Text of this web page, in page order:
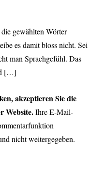
gewählten Wörter
es damit bloss nicht. Sei
man Sprachgefühl. Das
[…]
akzeptieren Sie die
Website.Ihre E-Mail-
nicht weitergegeben.